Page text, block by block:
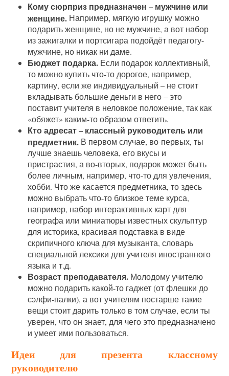
Кому сюрприз предназначен – мужчине или
женщине. Например, мягкую игрушку можно
подарить женщине, но не мужчине, а вот набор
из зажигалки и портсигара подойдёт педагогу-
мужчине, но никак ни даме.
Бюджет подарка. Если подарок коллективный,
то можно купить что-то дорогое, например,
картину, если же индивидуальный – не стоит
вкладывать большие деньги в него – это
поставит учителя в неловкое положение, так как
«обяжет» каким-то образом ответить.
Кто адресат – классный руководитель или
предметник. В первом случае, во-первых, ты
лучше знаешь человека, его вкусы и
пристрастия, а во-вторых, подарок может быть
более личным, например, что-то для увлечения,
хобби. Что же касается предметника, то здесь
можно выбрать что-то близкое теме курса,
например, набор интерактивных карт для
географа или миниатюры известных скульптур
для историка, красивая подставка в виде
скрипичного ключа для музыканта, словарь
специальной лексики для учителя иностранного
языка и т.д.
Возраст преподавателя. Молодому учителю
можно подарить какой-то гаджет (от флешки до
сэлфи-палки), а вот учителям постарше такие
вещи стоит дарить только в том случае, если ты
уверен, что он знает, для чего это предназначено
и умеет ими пользоваться.
Идеи для презента классному
руководителю